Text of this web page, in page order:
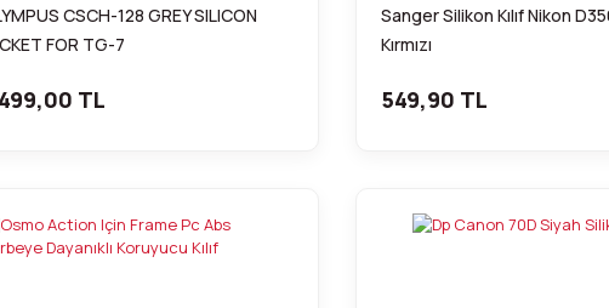
CSCH-128 GREY SILICON
FOR TG-7
TL
Sanger Silikon Kılıf Nikon
Kırmızı
549,90 TL